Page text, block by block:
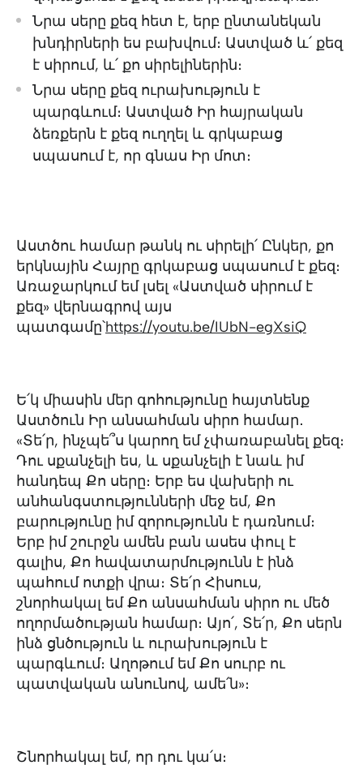
Նրա սերը քեզ հետ է, երբ ընտանեկան
խնդիրների ես բախվում։ Աստված և՛ քեզ
է սիրում, և՛ քո սիրելիներին։
Նրա սերը քեզ ուրախություն է
պարգևում։ Աստված Իր հայրական
ձեռքերն է քեզ ուղղել և գրկաբաց
սպասում է, որ գնաս Իր մոտ։
Աստծու համար թանկ ու սիրելի՛ Ընկեր, քո
երկնային Հայրը գրկաբաց սպասում է քեզ։
Առաջարկում եմ լսել «Աստված սիրում է
քեզ» վերնագրով այս
պատգամը՝https://youtu.be/IUbN-egXsiQ
Ե՛կ միասին մեր գոհությունը հայտնենք
Աստծուն Իր անսահման սիրո համար․
«Տե՛ր, ինչպե՞ս կարող եմ չփառաբանել քեզ։
Դու սքանչելի ես, և սքանչելի է նաև իմ
հանդեպ Քո սերը։ Երբ ես վախերի ու
անհանգստությունների մեջ եմ, Քո
բարությունը իմ զորությունն է դառնում։
Երբ իմ շուրջն ամեն բան ասես փուլ է
գալիս, Քո հավատարմությունն է ինձ
պահում ոտքի վրա։ Տե՛ր Հիսուս,
շնորհակալ եմ Քո անսահման սիրո ու մեծ
ողորմածության համար։ Այո՛, Տե՛ր, Քո սերն
ինձ ցնծություն և ուրախություն է
պարգևում։ Աղոթում եմ Քո սուրբ ու
պատվական անունով, ամե՛ն»։
Շնորհակալ եմ, որ դու կա՛ս։